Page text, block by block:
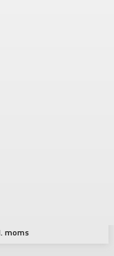
moms